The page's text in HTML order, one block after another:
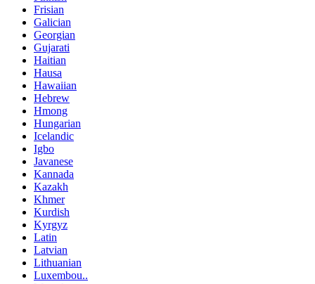
Frisian
Galician
Georgian
Gujarati
Haitian
Hausa
Hawaiian
Hebrew
Hmong
Hungarian
Icelandic
Igbo
Javanese
Kannada
Kazakh
Khmer
Kurdish
Kyrgyz
Latin
Latvian
Lithuanian
Luxembou..